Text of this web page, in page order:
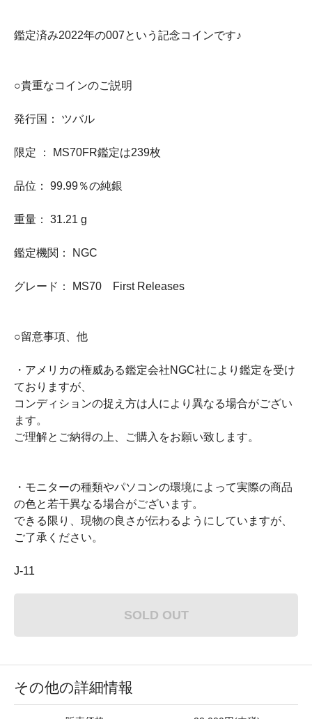
鑑定済み2022年の007という記念コインです♪
○貴重なコインのご説明
発行国： ツバル
限定 ： MS70FR鑑定は239枚
品位： 99.99％の純銀
重量： 31.21 g
鑑定機関： NGC
グレード： MS70 First Releases
○留意事項、他
・アメリカの権威ある鑑定会社NGC社により鑑定を受け
ておりますが、
コンディションの捉え方は人により異なる場合がござい
ます。
ご理解とご納得の上、ご購入をお願い致します。
・モニターの種類やパソコンの環境によって実際の商品
の色と若干異なる場合がございます。
できる限り、現物の良さが伝わるようにしていますが、
ご了承ください。
J-11
SOLD OUT
その他の詳細情報